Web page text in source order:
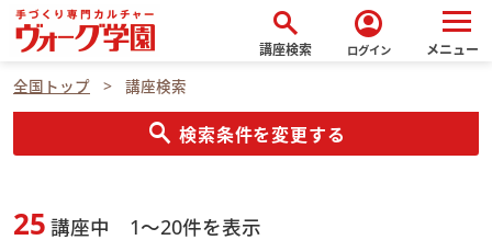
search
講座検索
account_circle
ログイン メニュー
全国トップ 講座検索
search 検索条件を変更する
25 講座中 1～20件を表示